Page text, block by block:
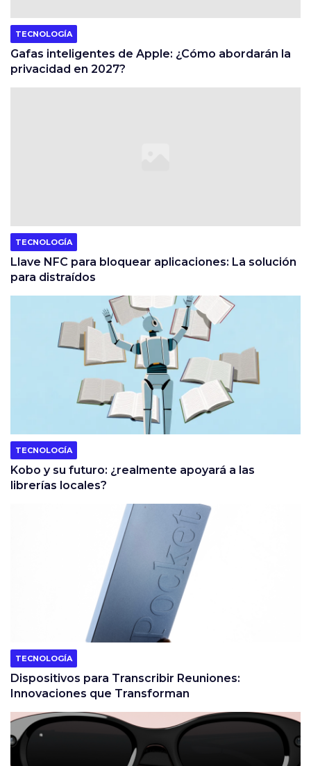
TECNOLOGÍA
Gafas inteligentes de Apple: ¿Cómo abordarán la
privacidad en 2027?
TECNOLOGÍA
Llave NFC para bloquear aplicaciones: La solución
para distraídos
TECNOLOGÍA
Kobo y su futuro: ¿realmente apoyará a las
librerías locales?
TECNOLOGÍA
Dispositivos para Transcribir Reuniones:
Innovaciones que Transforman